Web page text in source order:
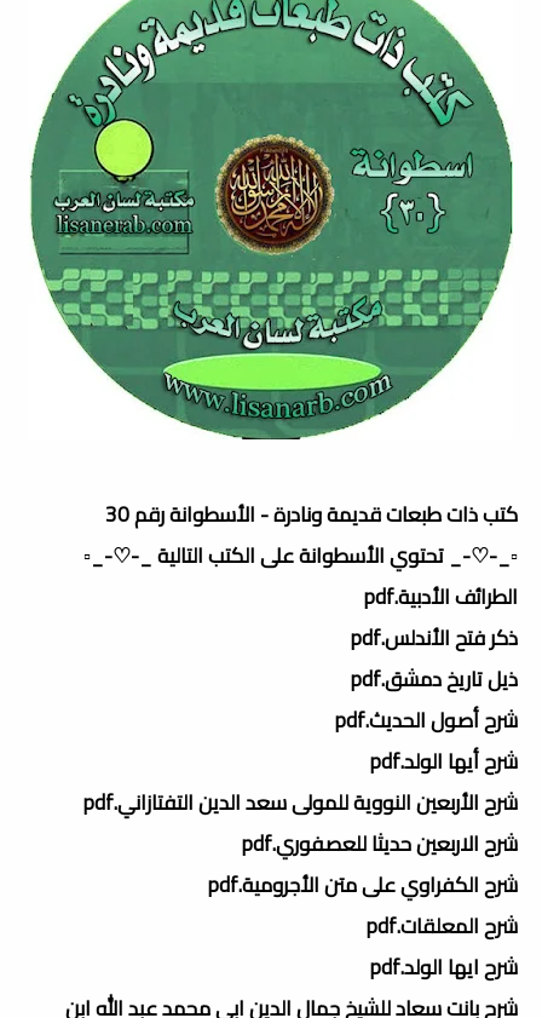
كتب ذات طبعات قديمة ونادرة - الأسطوانة رقم 30
▫️_-♡-_ تحتوي الأسطوانة على الكتب التالية _-♡-_▫️
الطرائف الأدبية.pdf
ذكر فتح الأندلس.pdf
ذيل تاريخ دمشق.pdf
شرح أصول الحديث.pdf
شرح أيها الولد.pdf
شرح الأربعين النووية للمولى سعد الدين التفتازاني.pdf
شرح الاربعين حديثا للعصفوري.pdf
شرح الكفراوي على متن الأجرومية.pdf
شرح المعلقات.pdf
شرح ايها الولد.pdf
شرح بانت سعاد للشيخ جمال الدين ابي محمد عبد الله ابن